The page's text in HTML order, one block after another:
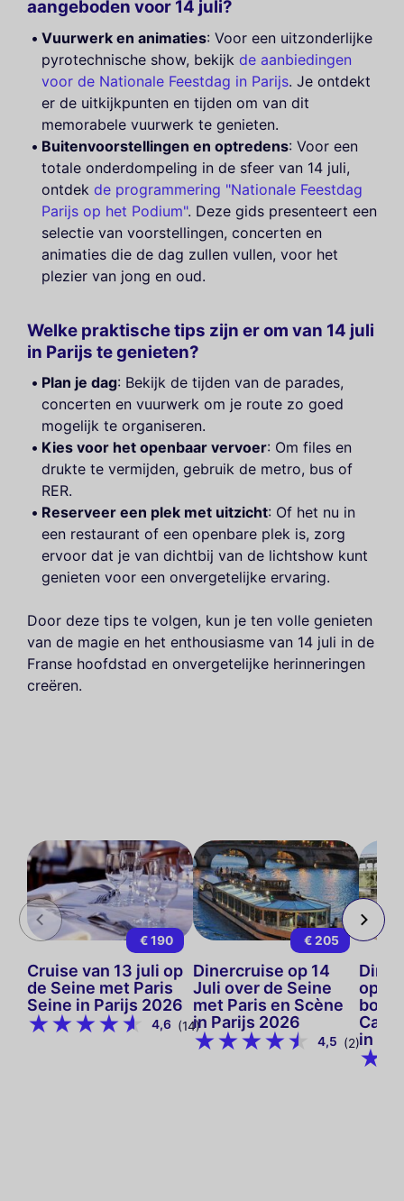
aangeboden voor 14 juli?
Vuurwerk en animaties: Voor een uitzonderlijke
pyrotechnische show, bekijk de aanbiedingen
voor de Nationale Feestdag in Parijs. Je ontdekt
er de uitkijkpunten en tijden om van dit
memorabele vuurwerk te genieten.
Buitenvoorstellingen en optredens: Voor een
totale onderdompeling in de sfeer van 14 juli,
ontdek de programmering "Nationale Feestdag
Parijs op het Podium". Deze gids presenteert een
selectie van voorstellingen, concerten en
animaties die de dag zullen vullen, voor het
plezier van jong en oud.
Welke praktische tips zijn er om van 14 juli
in Parijs te genieten?
Plan je dag: Bekijk de tijden van de parades,
concerten en vuurwerk om je route zo goed
mogelijk te organiseren.
Kies voor het openbaar vervoer: Om files en
drukte te vermijden, gebruik de metro, bus of
RER.
Reserveer een plek met uitzicht: Of het nu in
een restaurant of een openbare plek is, zorg
ervoor dat je van dichtbij van de lichtshow kunt
genieten voor een onvergetelijke ervaring.
Door deze tips te volgen, kun je ten volle genieten
van de magie en het enthousiasme van 14 juli in de
Franse hoofdstad en onvergetelijke herinneringen
creëren.
€ 190
Cruise van 13 juli op
de Seine met Paris
Seine in Parijs 2026
4,6 (14)
€ 205
Dinercruise op 14
Juli over de Seine
met Paris en Scène
in Parijs 2026
4,5 (2)
op
in